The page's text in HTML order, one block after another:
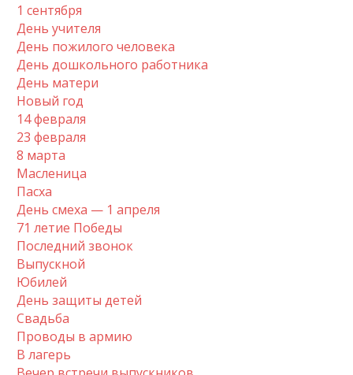
1 сентября
День учителя
День пожилого человека
День дошкольного работника
День матери
Новый год
14 февраля
23 февраля
8 марта
Масленица
Пасха
День смеха — 1 апреля
71 летие Победы
Последний звонок
Выпускной
Юбилей
День защиты детей
Свадьба
Проводы в армию
В лагерь